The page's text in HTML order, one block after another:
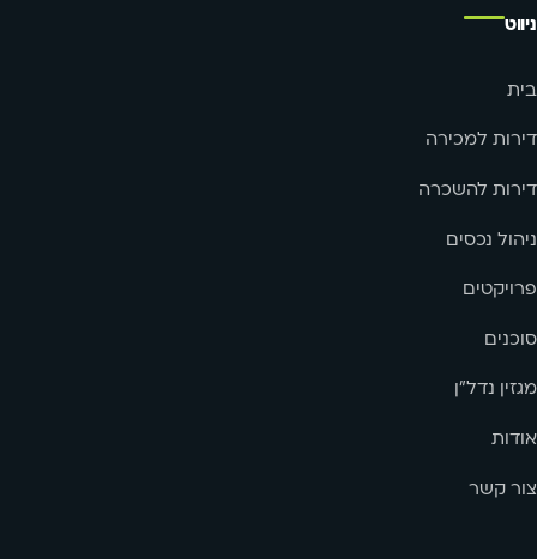
ניווט
בית
דירות למכירה
דירות להשכרה
ניהול נכסים
פרויקטים
סוכנים
מגזין נדל"ן
אודות
צור קשר